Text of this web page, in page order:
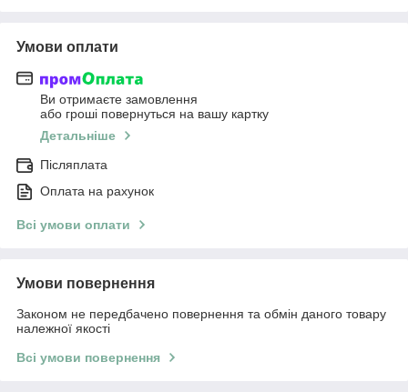
Умови оплати
Ви отримаєте замовлення
або гроші повернуться на вашу картку
Детальніше
Післяплата
Оплата на рахунок
Всі умови оплати
Умови повернення
Законом не передбачено повернення та обмін даного товару
належної якості
Всі умови повернення